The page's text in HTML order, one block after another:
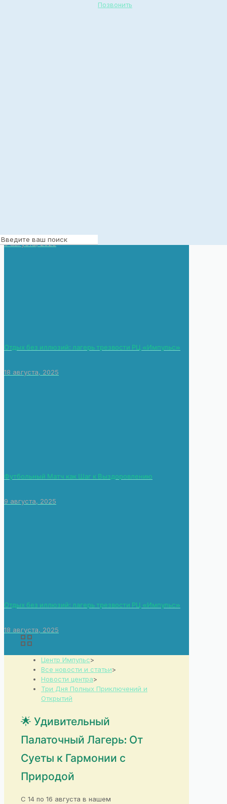
Позвонить
9 августа, 2025
Отдых без иллюзий: лагерь трезвости РЦ «Импульс»
18 августа, 2025
Футбольный Матч как Шаг к Выздоровлению
9 августа, 2025
Отдых без иллюзий: лагерь трезвости РЦ «Импульс»
18 августа, 2025
Центр Импульс>
Все новости и статьи>
Новости центра>
Три Дня Полных Приключений и
Открытий
🌟 Удивительный
Палаточный Лагерь: От
Суеты к Гармонии с
Природой
С 14 по 16 августа в нашем